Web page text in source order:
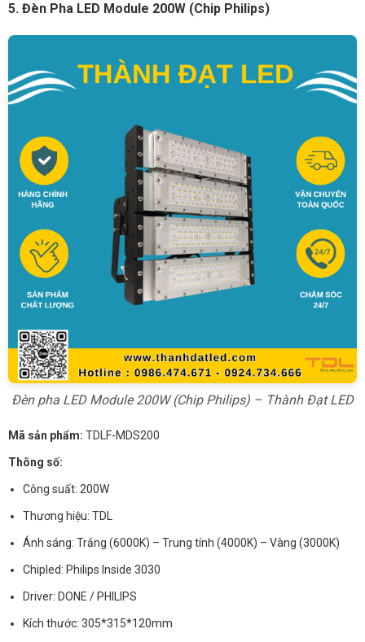
5. Đèn Pha LED Module 200W (Chip Philips)
Đèn pha LED Module 200W (Chip Philips) – Thành Đạt LED
Mã sản phẩm: TDLF-MDS200
Thông số:
Công suất: 200W
Thương hiệu: TDL
Ánh sáng: Trắng (6000K) – Trung tính (4000K) – Vàng (3000K)
Chipled: Philips Inside 3030
Driver: DONE / PHILIPS
Kích thước: 305*315*120mm